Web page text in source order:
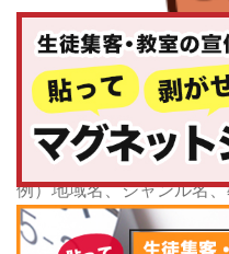
子どもスクールナビ
公式キャラクター
掲載教室数173,463件
ジャンル数135件
6/24現在
東京都
神奈川県
中部
新潟県
富山県
石川県
福井県
山梨県
長野県